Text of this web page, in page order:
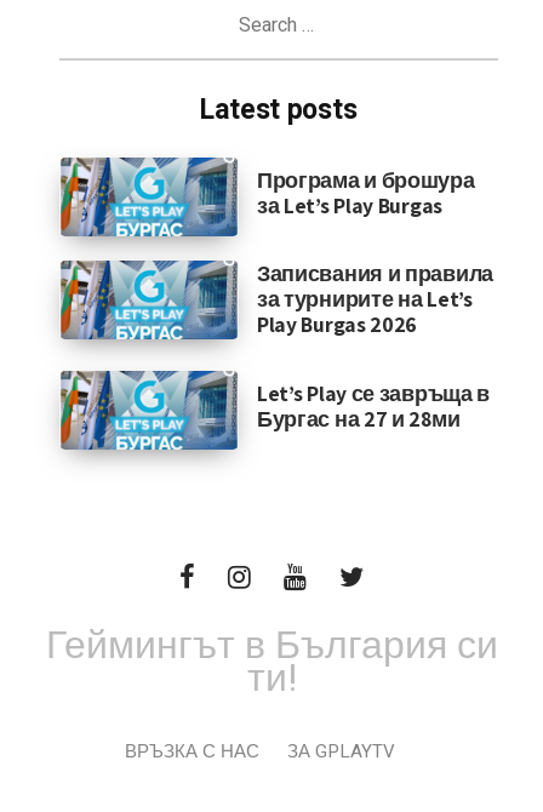
Latest posts
Програма и брошура
за Let’s Play Burgas
Записвания и правила
за турнирите на Let’s
Play Burgas 2026
Let’s Play се завръща в
Бургас на 27 и 28ми
Геймингът в България си
ти!
ВРЪЗКА С НАС ЗА GPLAYTV